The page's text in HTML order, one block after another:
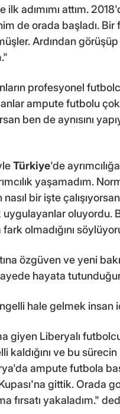
ilk adımımı attım.
de orada başladı. Bir
Ardından
profesyonel
ampute futbolu
ben de aynısını
Türkiye'de
yaşamadım.
nasıl bir işte
uygulayanlar
fark olmadığını
özgüven ve yeni
hayata
hale gelmek insan
giyen Liberyalı
kaldığını ve bu
ampute futbola
gittik. Orada
fırsatı yakaladım."